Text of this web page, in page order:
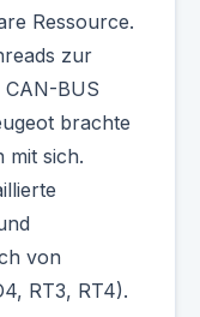
Ressource.
zur
CAN-BUS
brachte
mit sich.
von
RT3, RT4).